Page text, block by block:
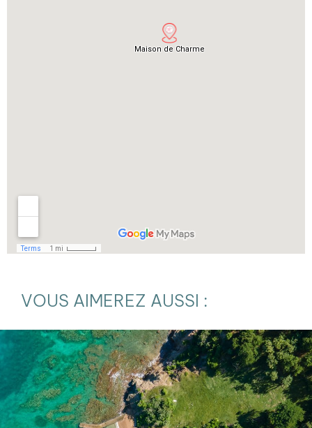
VOUS AIMEREZ AUSSI :